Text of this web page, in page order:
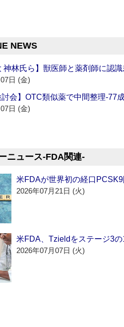
NEWS
神林氏ら】獣医師と薬剤師に認
日 (金)
討会】OTC類似薬で中間整理‐77
日 (金)
ニュース‐FDA関連‐
米FDAが世界初の経口
2026年07月21日 (火)
米FDA、Tzieldをステージ3
2026年07月07日 (火)